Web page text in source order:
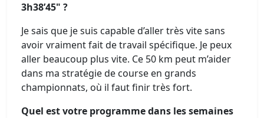
3h38’45" ?
Je sais que je suis capable d’aller très vite sans
avoir vraiment fait de travail spécifique. Je peux
aller beaucoup plus vite. Ce 50 km peut m’aider
dans ma stratégie de course en grands
championnats, où il faut finir très fort.
Quel est votre programme dans les semaines